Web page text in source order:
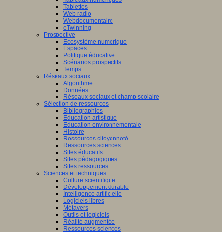
Tablettes
Web radio
Webdocumentaire
eTwinning
Prospective
Ecosystème numérique
Espaces
Politique éducative
Scénarios prospectifs
Temps
Réseaux sociaux
Algorithme
Données
Réseaux sociaux et champ scolaire
Sélection de ressources
Bibliographies
Education artistique
Education environnementale
Histoire
Ressources citoyenneté
Ressources sciences
Sites éducatifs
Sites pédagogiques
Sites ressources
Sciences et techniques
Culture scientifique
Développement durable
Intelligence artificielle
Logiciels libres
Métavers
Outils et logiciels
Réalité augmentée
Ressources sciences